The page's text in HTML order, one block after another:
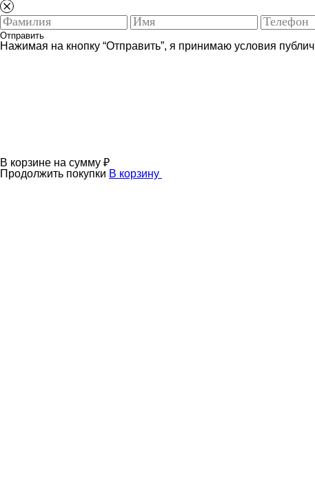
Отправить
Нажимая на кнопку “Отправить”, я принимаю условия
В корзине на сумму ₽
Продолжить покупки В корзину